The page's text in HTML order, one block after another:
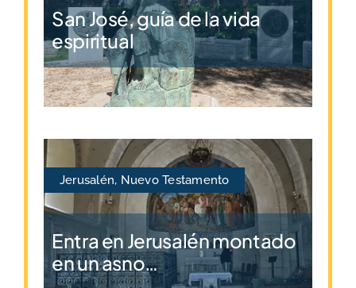
San José, guía de la vida
espiritual
Jerusalén, Nuevo Testamento
Entra en Jerusalén montado
en un asno…